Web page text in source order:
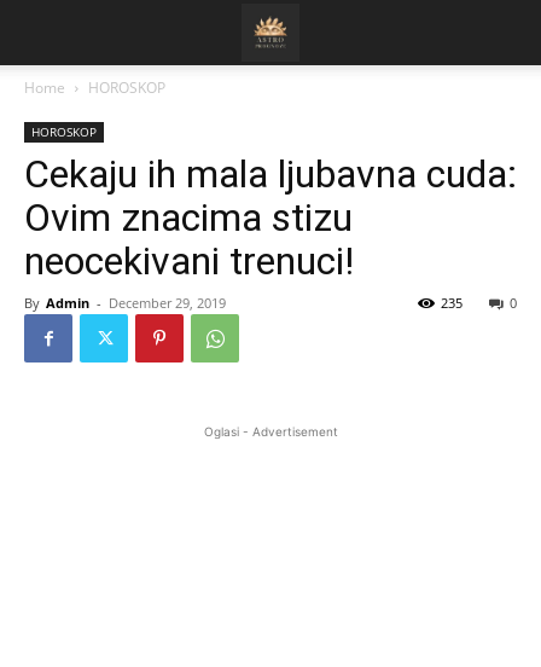
Home HOROSKOP
HOROSKOP
Cekaju ih mala ljubavna cuda:
Ovim znacima stizu
neocekivani trenuci!
By Admin - December 29, 2019 0
235
Oglasi - Advertisement